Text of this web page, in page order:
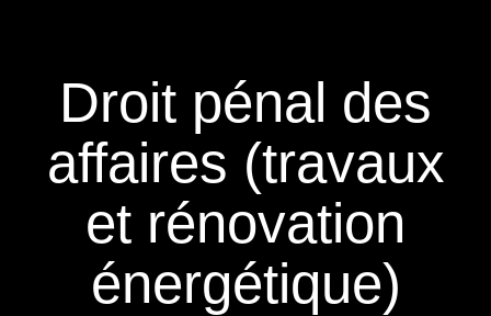
Droit pénal des
affaires (travaux
et rénovation
énergétique)